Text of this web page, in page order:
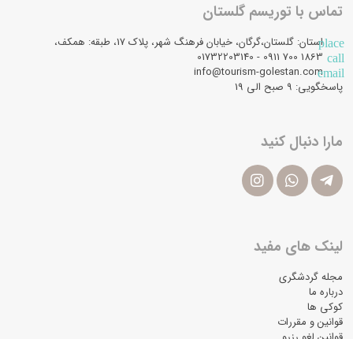
تماس با توریسم گلستان
placeاستان: گلستان،گرگان، خیابان فرهنگ شهر، پلاک 17، طبقه: همکف،
call
email
info@tourism-golestan.com
پاسخگویی: ۹ صبح الی 19
مارا دنبال کنید
لینک های مفید
مجله گردشگری
درباره ما
کوکی ها
قوانین و مقررات